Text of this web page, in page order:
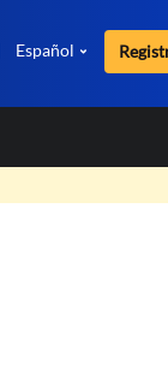
Español